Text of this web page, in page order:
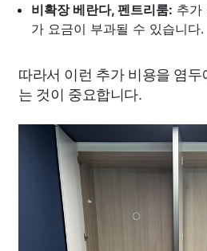
비확장 베란다, 펜트리룸: 추가
가 요금이 부과될 수 있습니다.
따라서 이런 추가 비용을 염
는 것이 중요합니다.